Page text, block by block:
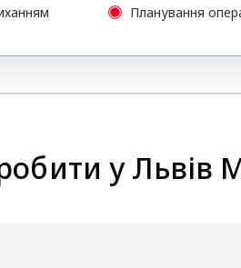
Планування
у Львів